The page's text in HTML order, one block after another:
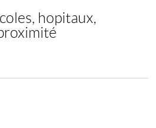
hopitaux,